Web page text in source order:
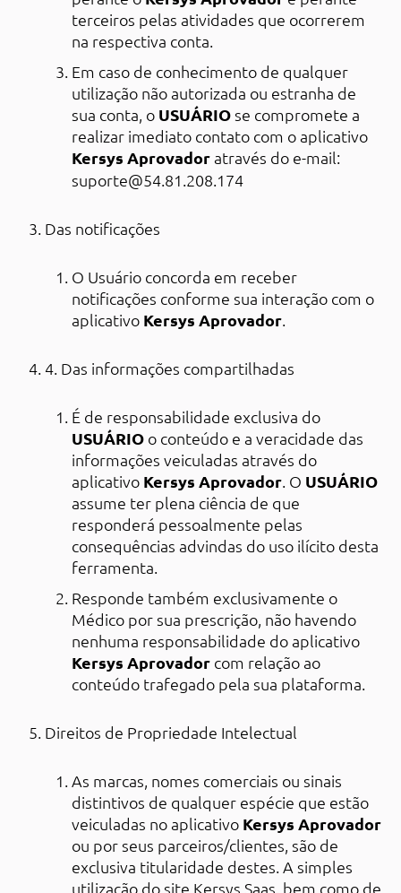
terceiros pelas atividades que ocorrerem
na respectiva conta.
Em caso de conhecimento de qualquer
utilização não autorizada ou estranha de
sua conta, o USUÁRIO se compromete a
realizar imediato contato com o aplicativo
Kersys Aprovadoratravés do e-mail:
suporte@54.81.208.174
Das notificações
O Usuário concorda em receber
notificações conforme sua interação com o
aplicativo Kersys Aprovador.
4. Das informações compartilhadas
É de responsabilidade exclusiva do
USUÁRIO o conteúdo e a veracidade das
informações veiculadas através do
aplicativo Kersys Aprovador. O USUÁRIO
assume ter plena ciência de que
responderá pessoalmente pelas
consequências advindas do uso ilícito desta
ferramenta.
Responde também exclusivamente o
Médico por sua prescrição, não havendo
nenhuma responsabilidade do aplicativo
Kersys Aprovador com relação ao
conteúdo trafegado pela sua plataforma.
Direitos de Propriedade Intelectual
As marcas, nomes comerciais ou sinais
distintivos de qualquer espécie que estão
veiculadas no aplicativo Kersys Aprovador
ou por seus parceiros/clientes, são de
exclusiva titularidade destes. A simples
utilização do site Kersys Saas, bem como de